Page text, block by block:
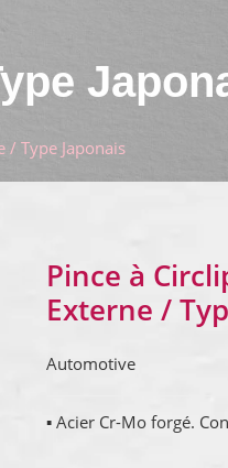
/ Type Japonais
Pince à
Externe /
Automotive
▪ Acier Cr-Mo forgé.